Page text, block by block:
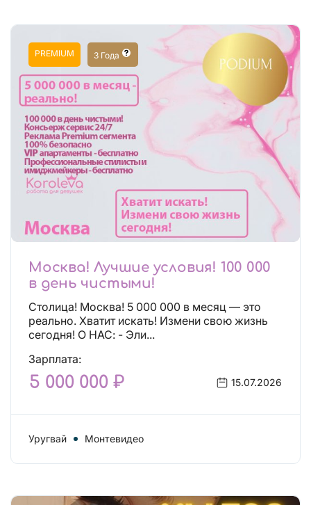
PREMIUM 3 Года
Москва! Лучшие условия! 100 000
в день чистыми!
Столица! Москва! 5 000 000 в месяц — это
реально. Хватит искать! Измени свою жизнь
сегодня! О НАС: - Эли...
Зарплата:
5 000 000 ₽ 15.07.2026
Уругвай Монтевидео